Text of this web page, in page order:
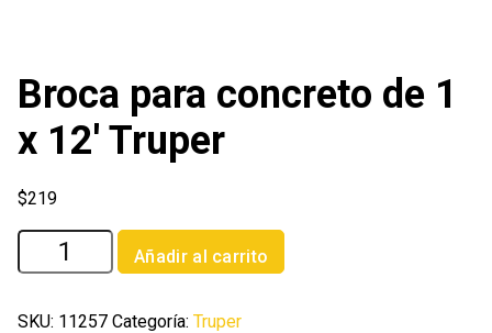
Broca para concreto de 1
x 12′ Truper
$219
Broca
para
de
Añadir al carrito
SKU: 11257 Categoría: Truper